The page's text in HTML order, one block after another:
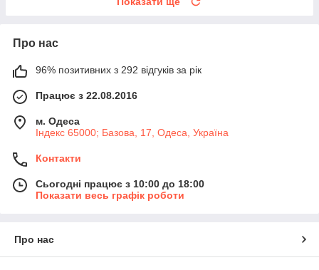
Про нас
96% позитивних з 292 відгуків за рік
Працює з 22.08.2016
м. Одеса
Індекс 65000; Базова, 17, Одеса, Україна
Контакти
Сьогодні працює з 10:00 до 18:00
Показати весь графік роботи
Про нас